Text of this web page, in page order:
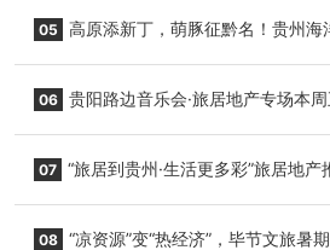
05 高原添新丁，萌豚征黔名！贵州海
06 贵阳路边音乐会·旅居地产专场本
07 “旅居到贵州·生活更多彩”旅居地
08 “凉资源”变“热经济”，毕节文旅暑